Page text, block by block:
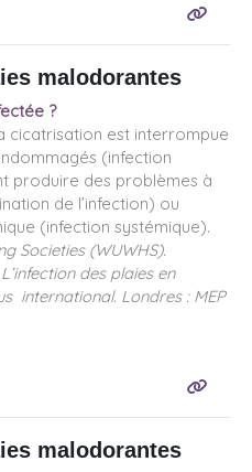
malodorantes
?
cicatrisation est interrompue
(infection
produire des problèmes à
de l’infection) ou
(infection systémique).
Societies (WUWHS).
des plaies en
international. Londres : MEP
malodorantes